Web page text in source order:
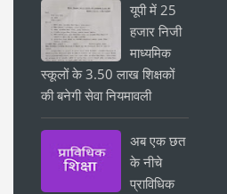
यूपी में 25
हजार निजी
माध्यमिक
स्कूलों के 3.50 लाख शिक्षकों
की बनेगी सेवा नियमावली
अब एक छत
के नीचे
प्राविधिक